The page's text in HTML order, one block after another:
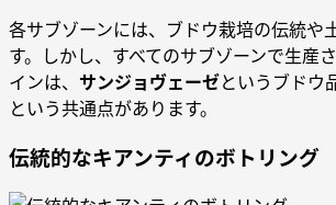
各サブゾーンには、ブドウ栽培の伝統や
す。しかし、すべてのサブゾーンで生産
インは、 サンジョヴェーゼというブドウ
という共通点があります。
伝統的なキアンティのボトリング